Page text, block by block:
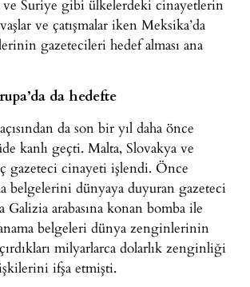
Suriye gibi ülkelerdeki cinayetlerin
ve çatışmalar iken Meksika’da
gazetecileri hedef alması ana
da hedefte
da son bir yıl daha önce
kanlı geçti. Malta, Slovakya ve
gazeteci cinayeti işlendi. Önce
belgelerini dünyaya duyuran gazeteci
Galizia arabasına konan bomba ile
belgeleri dünya zenginlerinin
milyarlarca dolarlık zenginliği
ifşa etmişti.